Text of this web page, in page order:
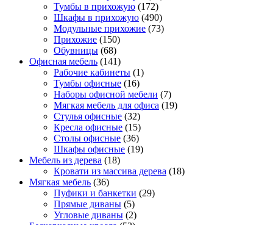
Тумбы в прихожую (172)
Шкафы в прихожую (490)
Модульные прихожие (73)
Прихожие (150)
Обувницы (68)
Офисная мебель (141)
Рабочие кабинеты (1)
Тумбы офисные (16)
Наборы офисной мебели (7)
Мягкая мебель для офиса (19)
Стулья офисные (32)
Кресла офисные (15)
Столы офисные (36)
Шкафы офисные (19)
Мебель из дерева (18)
Кровати из массива дерева (18)
Мягкая мебель (36)
Пуфики и банкетки (29)
Прямые диваны (5)
Угловые диваны (2)